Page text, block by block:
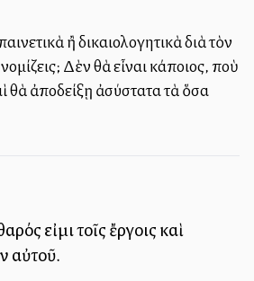
ἢ δικαιολογητικὰ διὰ τὸν
Δὲν θὰ εἶναι κάποιος, ποὺ
θὰ ἀποδείξῃ ἀσύστατα τὰ ὅσα
εἰμι τοῖς ἔργοις καὶ
αὐτοῦ.